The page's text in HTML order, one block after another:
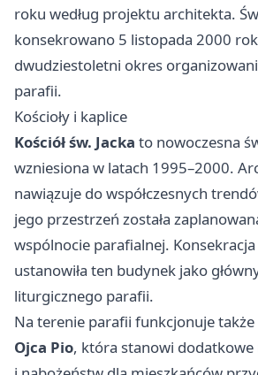
roku według projektu architekta.
konsekrowano 5 listopada 2000
dwudziestoletni okres
parafii.
Kościoły i kaplice
Kościół św. Jacka to nowoczesna
wzniesiona w latach 1995–2000.
nawiązuje do współczesnych
jego przestrzeń została
wspólnocie parafialnej.
ustanowiła ten budynek jako
liturgicznego parafii.
Na terenie parafii funkcjonuje także
Ojca Pio, która stanowi